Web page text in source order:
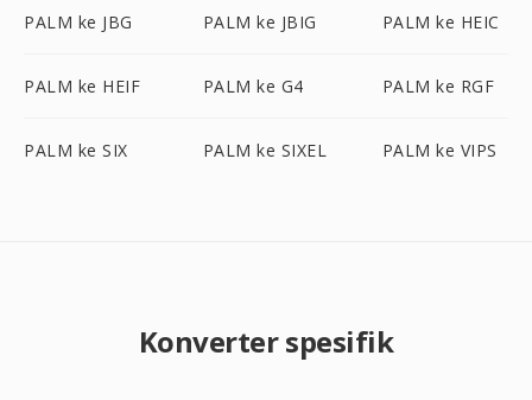
PALM ke JBG PALM ke JBIG PALM ke HEIC
PALM ke HEIF PALM ke G4 PALM ke RGF
PALM ke SIX PALM ke SIXEL PALM ke VIPS
Konverter spesifik